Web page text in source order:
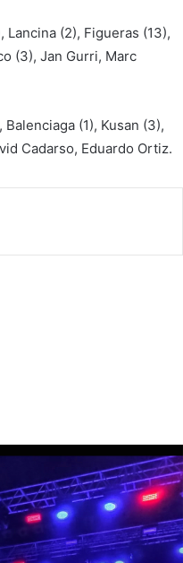
(2), Figueras (13),
(3), Jan Gurri, Marc
(1), Kusan (3),
Cadarso, Eduardo Ortiz.